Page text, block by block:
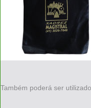
Também poderá ser